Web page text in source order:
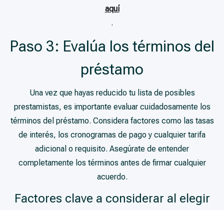
aquí
.
Paso 3: Evalúa los términos del
préstamo
Una vez que hayas reducido tu lista de posibles
prestamistas, es importante evaluar cuidadosamente los
términos del préstamo. Considera factores como las tasas
de interés, los cronogramas de pago y cualquier tarifa
adicional o requisito. Asegúrate de entender
completamente los términos antes de firmar cualquier
acuerdo.
Factores clave a considerar al elegir